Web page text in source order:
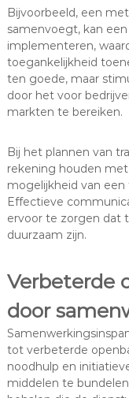
Bijvoorbeeld, een
samenvoegt, kan
implementeren,
toegankelijkheid
ten goede, maar
door het voor
markten te bereiken.
Bij het plannen van
rekening houden
mogelijkheid van
Effectieve
ervoor te zorgen dat
duurzaam zijn.
Verbeterde
door
tot verbeterde
noodhulp en
middelen te